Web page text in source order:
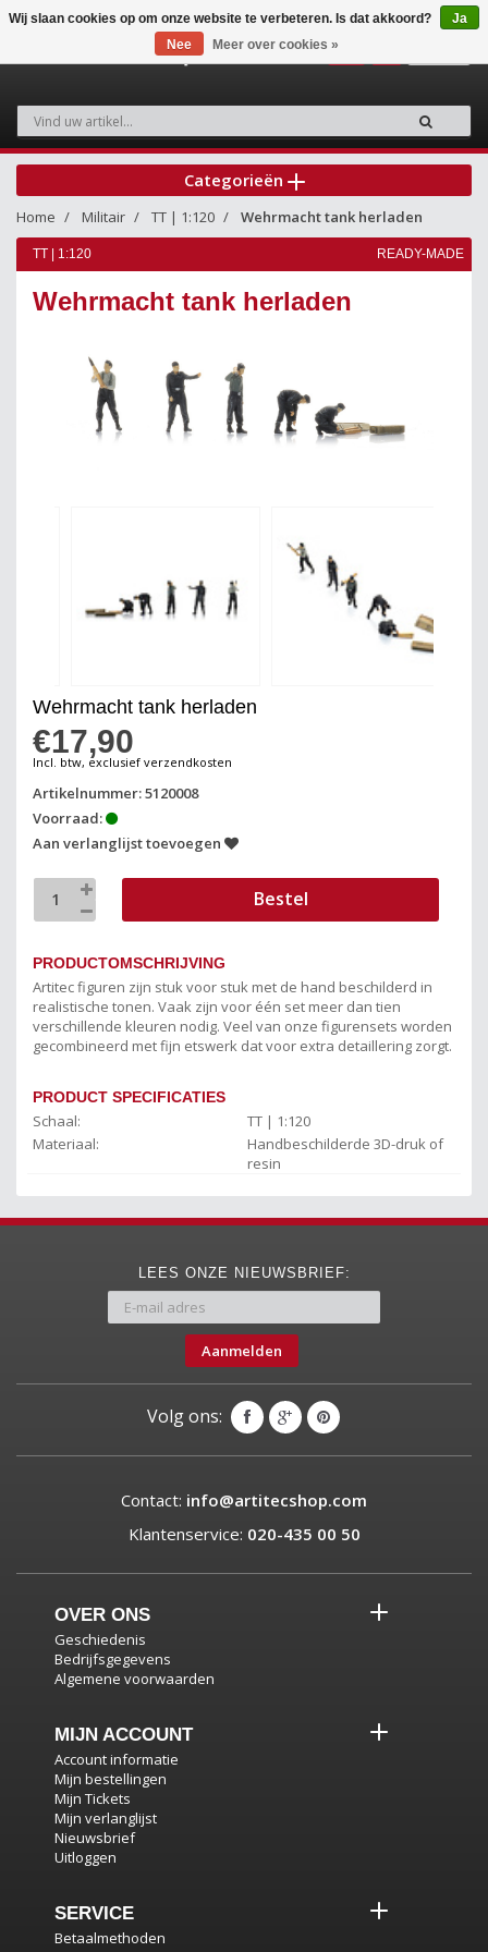
Categorieën
Home Militair TT | 1:120 Wehrmacht tank herladen
TT | 1:120 READY-MADE
Wehrmacht tank herladen
Wehrmacht tank herladen
€17,90
Incl. btw, exclusief verzendkosten
Artikelnummer: 5120008
Voorraad:
Aan verlanglijst toevoegen
Bestel
PRODUCTOMSCHRIJVING
Artitec figuren zijn stuk voor stuk met de hand beschilderd in
realistische tonen. Vaak zijn voor één set meer dan tien
verschillende kleuren nodig. Veel van onze figurensets worden
gecombineerd met fijn etswerk dat voor extra detaillering zorgt.
PRODUCT SPECIFICATIES
Schaal:
TT | 1:120
Materiaal:
Handbeschilderde 3D-druk of
resin
LEES ONZE NIEUWSBRIEF:
Aanmelden
Volg ons:
Contact: info@artitecshop.com
Klantenservice: 020-435 00 50
OVER ONS
Geschiedenis
Bedrijfsgegevens
Algemene voorwaarden
MIJN ACCOUNT
Account informatie
Mijn bestellingen
Mijn Tickets
Mijn verlanglijst
Nieuwsbrief
Uitloggen
SERVICE
Betaalmethoden
Wij slaan cookies op om onze website te verbeteren. Is dat akkoord?
Ja
Nee
Meer over cookies »